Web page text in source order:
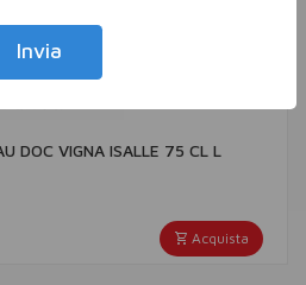
DOC VIGNA ISALLE 75 CL L
Acquista
Invia